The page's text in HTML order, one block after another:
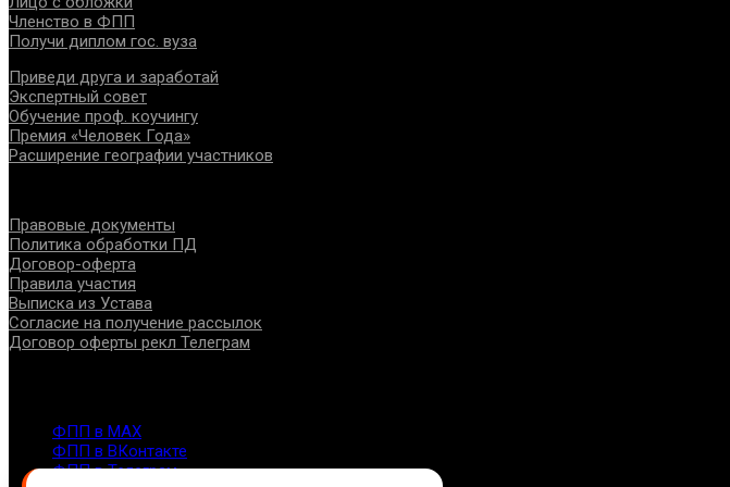
Членство в ФПП
Получи диплом гос. вуза
Приведи друга и заработай
Экспертный совет
Обучение проф. коучингу
Премия «Человек Года»
Расширение географии участников
Правовые документы
Политика обработки ПД
Договор-оферта
Правила участия
Выписка из Устава
Согласие на получение рассылок
Договор оферты рекл Телеграм
ФПП в МАХ
ФПП в ВКонтакте
ФПП в Телеграм